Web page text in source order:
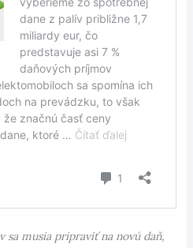
musia pripraviť na novú daň,